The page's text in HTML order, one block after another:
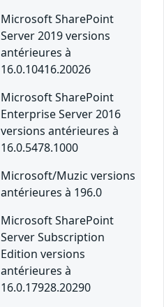
Microsoft SharePoint
Server 2019 versions
antérieures à
16.0.10416.20026
Microsoft SharePoint
Enterprise Server 2016
versions antérieures à
16.0.5478.1000
Microsoft/Muzic versions
antérieures à 196.0
Microsoft SharePoint
Server Subscription
Edition versions
antérieures à
16.0.17928.20290